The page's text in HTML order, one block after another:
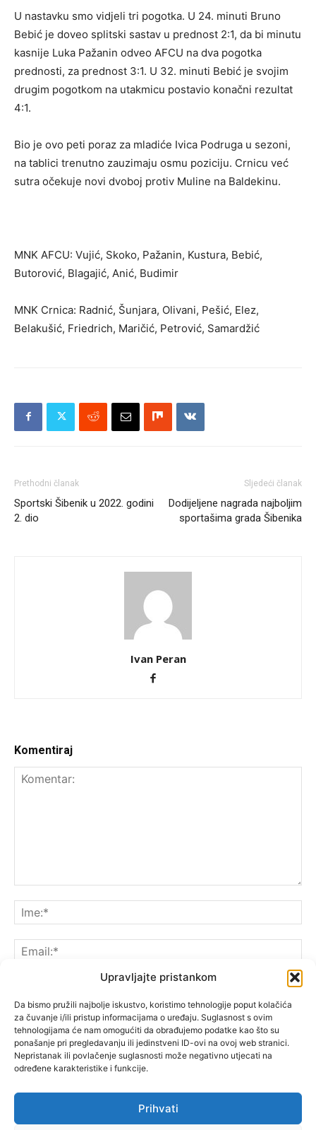
Upravljajte pristankom
Da bismo pružili najbolje iskustvo, koristimo tehnologije poput kolačića
za čuvanje i/ili pristup informacijama o uređaju. Suglasnost s ovim
tehnologijama će nam omogućiti da obrađujemo podatke kao što su
ponašanje pri pregledavanju ili jedinstveni ID-ovi na ovoj web stranici.
Nepristanak ili povlačenje suglasnosti može negativno utjecati na
određene karakteristike i funkcije.
Prihvati
U nastavku smo vidjeli tri pogotka. U 24. minuti Bruno
Bebić je doveo splitski sastav u prednost 2:1, da bi minutu
kasnije Luka Pažanin odveo AFCU na dva pogotka
prednosti, za prednost 3:1. U 32. minuti Bebić je svojim
drugim pogotkom na utakmicu postavio konačni rezultat
4:1.
Bio je ovo peti poraz za mladiće Ivica Podruga u sezoni,
na tablici trenutno zauzimaju osmu poziciju. Crnicu već
sutra očekuje novi dvoboj protiv Muline na Baldekinu.
MNK AFCU: Vujić, Skoko, Pažanin, Kustura, Bebić,
Butorović, Blagajić, Anić, Budimir
MNK Crnica: Radnić, Šunjara, Olivani, Pešić, Elez,
Belakušić, Friedrich, Maričić, Petrović, Samardžić
Prethodni članak
Sportski Šibenik u 2022. godini
2. dio
Sljedeći članak
Dodijeljene nagrada najboljim
sportašima grada Šibenika
Ivan Peran
Komentiraj
Spremite moje ime, e-poštu i web-lokaciju u ovom
pregledniku sljedeći put kada komentarirate.